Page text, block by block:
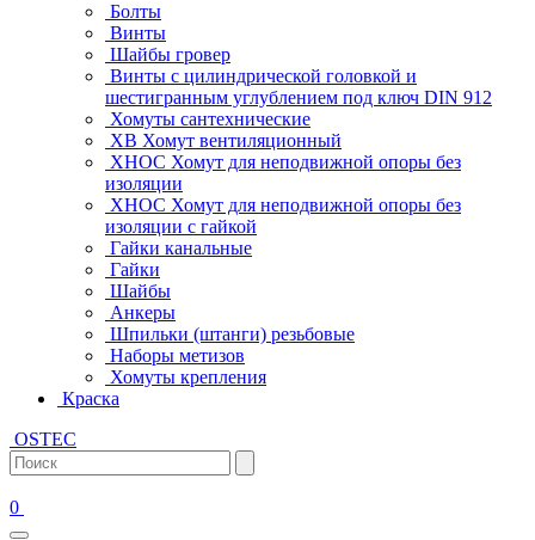
Болты
Винты
Шайбы гровер
Винты с цилиндрической головкой и
шестигранным углублением под ключ DIN 912
Хомуты сантехнические
ХВ Хомут вентиляционный
ХНОС Хомут для неподвижной опоры без
изоляции
ХНОС Хомут для неподвижной опоры без
изоляции с гайкой
Гайки канальные
Гайки
Шайбы
Анкеры
Шпильки (штанги) резьбовые
Наборы метизов
Хомуты крепления
Краска
OSTEC
0